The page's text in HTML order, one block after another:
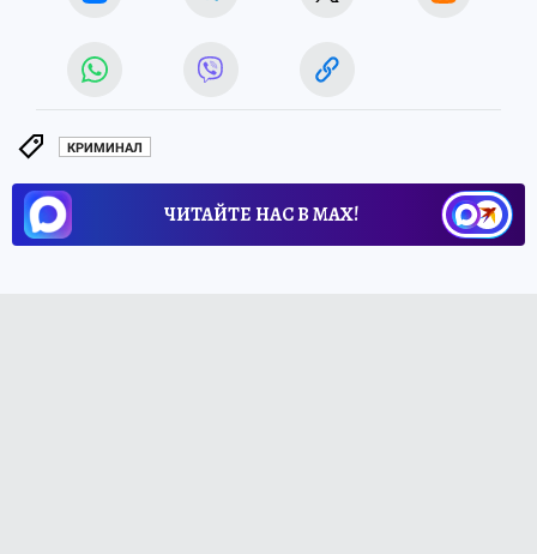
КРИМИНАЛ
ЧИТАЙТЕ НАС В МАХ!